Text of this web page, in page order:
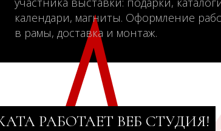
календари, магниты. Оформление
в рамы, доставка и монтаж.
РАБОТАЕТ ВЕБ СТУДИЯ!